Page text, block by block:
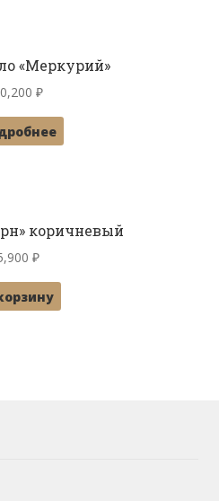
«Меркурий»
₽
коричневый
₽